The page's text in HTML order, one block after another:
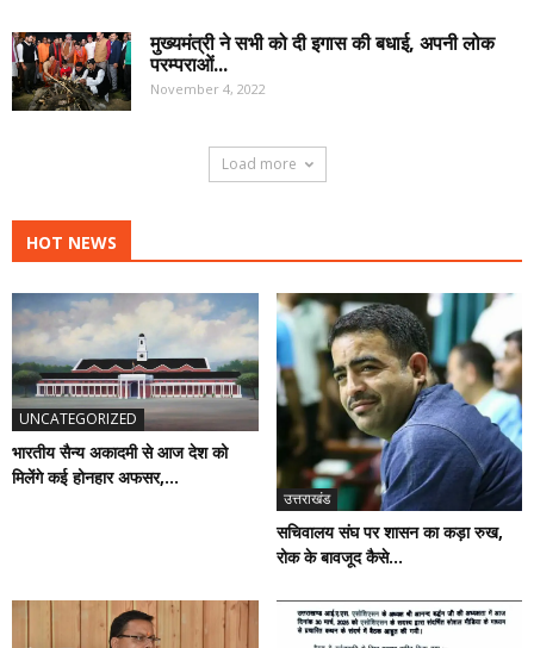
मुख्यमंत्री ने सभी को दी इगास की बधाई, अपनी लोक
परम्पराओं...
November 4, 2022
Load more
HOT NEWS
UNCATEGORIZED
भारतीय सैन्य अकादमी से आज देश को
मिलेंगे कई होनहार अफसर,...
उत्तराखंड
सचिवालय संघ पर शासन का कड़ा रुख,
रोक के बावजूद कैसे...